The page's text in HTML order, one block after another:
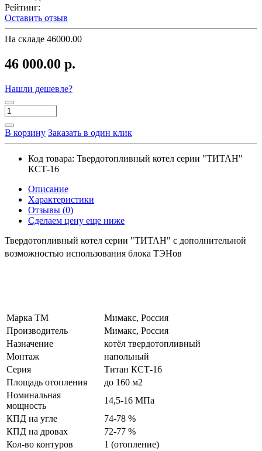
Рейтинг:
Оставить отзыв
На складе 46000.00
46 000.00 р.
Нашли дешевле?
В корзину Заказать в один клик
Код товара: Твердотопливный котел серии "ТИТАН"
КСТ-16
Описание
Характеристики
Отзывы (0)
Сделаем цену еще ниже
Твердотопливный котел серии "ТИТАН" с дополнительной
возможностью использования блока ТЭНов
Марка ТМ
Мимакс, Россия
Производитель
Мимакс, Россия
Назначение
котёл твердотопливный
Монтаж
напольный
Серия
Титан КСТ-16
Площадь отопления
до 160 м2
Номинальная
мощность
14,5-16 МПа
КПД на угле
74-78 %
КПД на дровах
72-77 %
Кол-во контуров
1 (отопление)